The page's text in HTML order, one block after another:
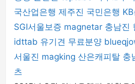
국산업은행 제주진 국민은행
SGI서울보증 magnetar 충남진
idttab 유기견 무료분양
서울진 magking 산은캐피탈 충
츠